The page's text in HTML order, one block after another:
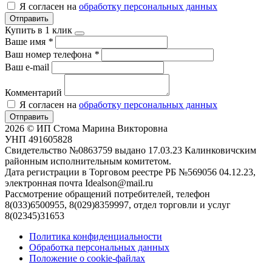
Я согласен на обработку персональных данных
Отправить
Купить в 1 клик
Ваше имя *
Ваш номер телефона *
Ваш e-mail
Комментарий
Я согласен на обработку персональных данных
Отправить
2026 © ИП Стома Марина Викторовна
УНП 491605828
Свидетельство №0863759 выдано 17.03.23 Калинковичским
районным исполнительным комитетом.
Дата регистрации в Торговом реестре РБ №569056 04.12.23,
электронная почта Idealson@mail.ru
Рассмотрение обращений потребителей, телефон
8(033)6500955, 8(029)8359997, отдел торговли и услуг
8(02345)31653
Политика конфиденциальности
Обработка персональных данных
Положение о cookie-файлах